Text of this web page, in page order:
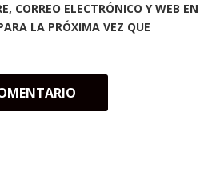
CORREO ELECTRÓNICO Y WEB EN
LA PRÓXIMA VEZ QUE